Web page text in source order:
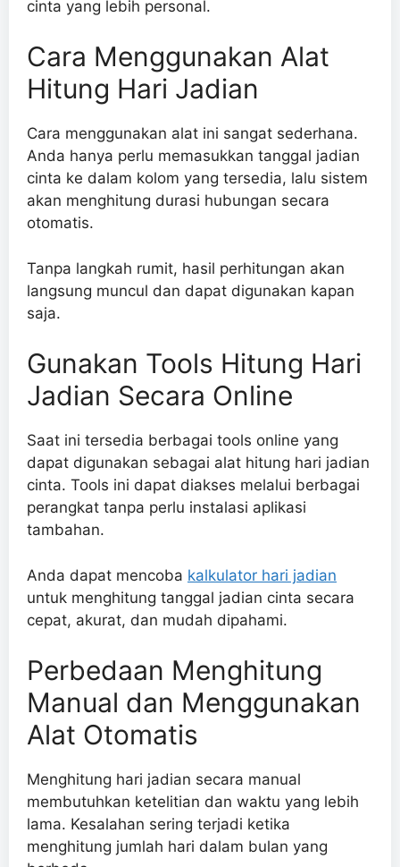
cinta yang lebih personal.
Cara Menggunakan Alat
Hitung Hari Jadian
Cara menggunakan alat ini sangat sederhana.
Anda hanya perlu memasukkan tanggal jadian
cinta ke dalam kolom yang tersedia, lalu sistem
akan menghitung durasi hubungan secara
otomatis.
Tanpa langkah rumit, hasil perhitungan akan
langsung muncul dan dapat digunakan kapan
saja.
Gunakan Tools Hitung Hari
Jadian Secara Online
Saat ini tersedia berbagai tools online yang
dapat digunakan sebagai alat hitung hari jadian
cinta. Tools ini dapat diakses melalui berbagai
perangkat tanpa perlu instalasi aplikasi
tambahan.
Anda dapat mencoba kalkulator hari jadian
untuk menghitung tanggal jadian cinta secara
cepat, akurat, dan mudah dipahami.
Perbedaan Menghitung
Manual dan Menggunakan
Alat Otomatis
Menghitung hari jadian secara manual
membutuhkan ketelitian dan waktu yang lebih
lama. Kesalahan sering terjadi ketika
menghitung jumlah hari dalam bulan yang